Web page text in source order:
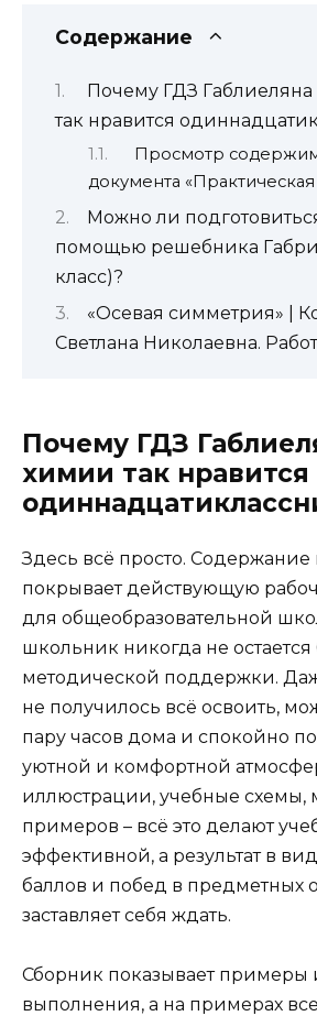
Содержание
Почему ГДЗ
так нравится
Просмотр
документа
Можно ли
помощью решебника
класс)?
«Осевая симметрия» |
Светлана Николаевна.
Почему ГДЗ
химии так нравится
Здесь всё просто.
покрывает действующую
для общеобразовательной
школьник никогда не остается
методической поддержки.
не получилось всё освоить,
пару часов дома и спокойно
уютной и комфортной
иллюстрации, учебные схемы,
примеров – всё это делают
эффективной, а результат в
баллов и побед в предметных
заставляет себя ждать.
Сборник показывает примеры
выполнения, а на примерах